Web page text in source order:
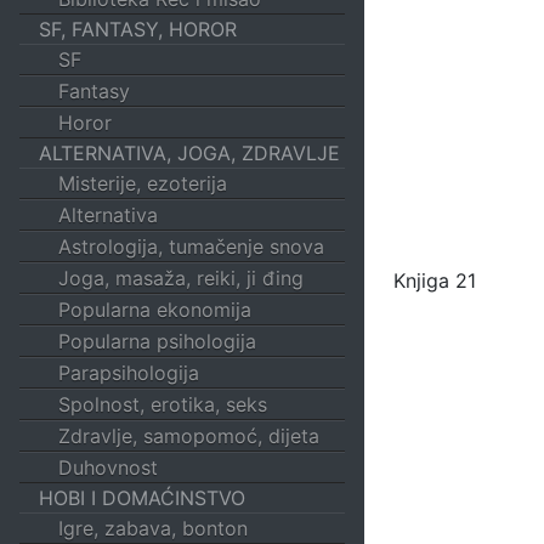
SF, FANTASY, HOROR
SF
Fantasy
Horor
ALTERNATIVA, JOGA, ZDRAVLJE
Misterije, ezoterija
Alternativa
Astrologija, tumačenje snova
Joga, masaža, reiki, ji đing
Popularna ekonomija
Popularna psihologija
Parapsihologija
Spolnost, erotika, seks
Zdravlje, samopomoć, dijeta
Duhovnost
HOBI I DOMAĆINSTVO
Igre, zabava, bonton
Knjiga 21